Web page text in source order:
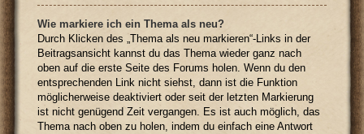
Wie markiere ich ein Thema als neu?
Durch Klicken des „Thema als neu markieren“-Links in der
Beitragsansicht kannst du das Thema wieder ganz nach
oben auf die erste Seite des Forums holen. Wenn du den
entsprechenden Link nicht siehst, dann ist die Funktion
möglicherweise deaktiviert oder seit der letzten Markierung
ist nicht genügend Zeit vergangen. Es ist auch möglich, das
Thema nach oben zu holen, indem du einfach eine Antwort